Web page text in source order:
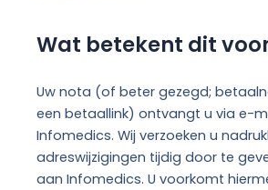
Wat betekent dit
Uw nota (of beter gezegd;
een betaallink) ontvangt u via e-
Infomedics. Wij verzoeken u
adreswijzigingen tijdig door te
aan Infomedics. U voorkomt